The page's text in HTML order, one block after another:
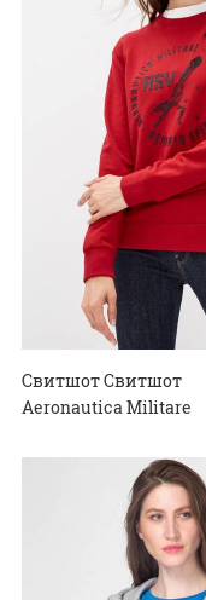
Свитшот Свитшот
Aeronautica Militare